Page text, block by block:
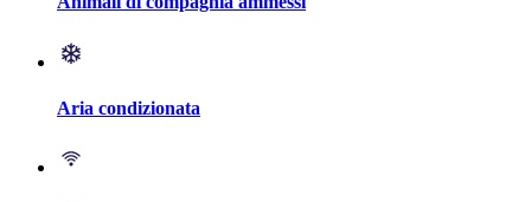
Aria condizionata